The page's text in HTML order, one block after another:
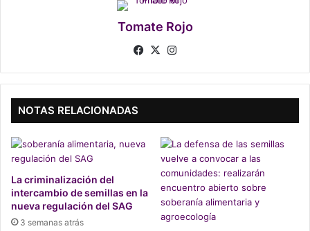
, ocurrido en septiembre de 1973 en Chile, la
en Santiago dio refugio a centenares de
personas que solicitaban asilo.
Tomate Rojo
Fa
bo
ok
X
ra
m
NOTAS RELACIONADAS
La criminalización del
intercambio de semillas en la
nueva regulación del SAG
3 semanas atrás